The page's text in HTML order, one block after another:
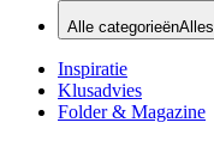
Alle categorieënAlles
Inspiratie
Klusadvies
Folder & Magazine